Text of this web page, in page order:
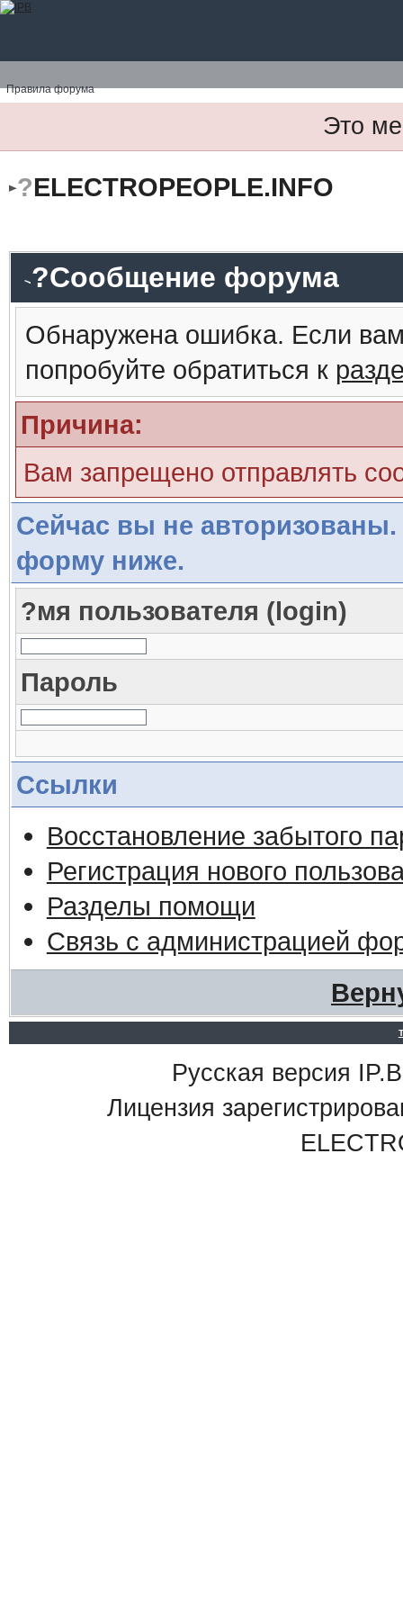
Правила форума
Это
?ELECTROPEOPLE.INFO
?Сообщение форума
Обнаружена ошибка. Если
попробуйте обратиться к
Причина:
Вам запрещено отправлять
Сейчас вы не авторизованы.
форму ниже.
?мя пользователя (login)
Пароль
Ссылки
Восстановление забытого
Регистрация нового
Разделы помощи
Связь с администрацией
Русская версия
Лицензия